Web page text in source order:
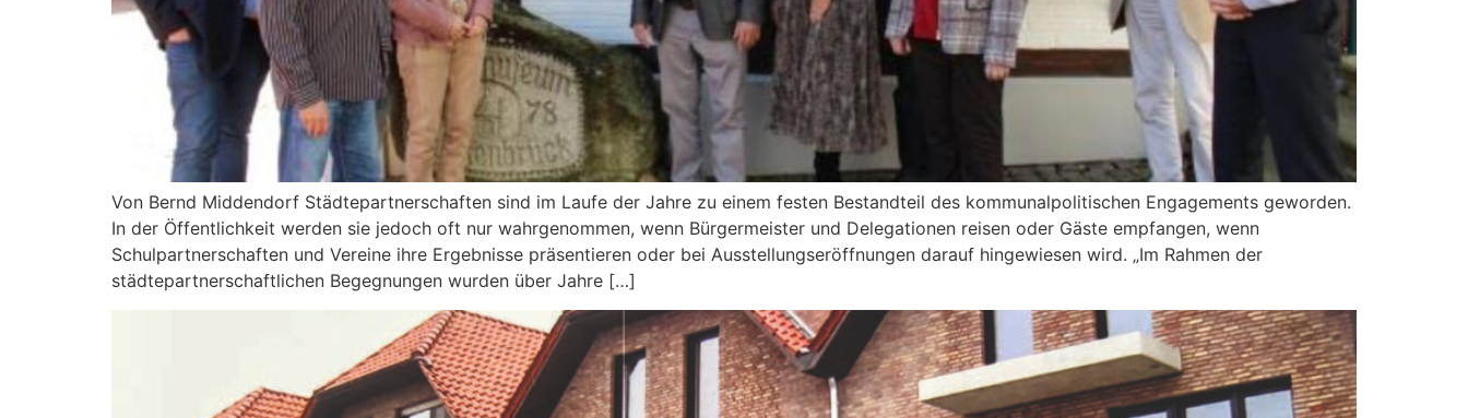
Von Bernd Middendorf Städtepartnerschaften sind im Laufe der Jahre zu einem festen Bestandteil des kommunalpolitischen Engagements geworden.
In der Öffentlichkeit werden sie jedoch oft nur wahrgenommen, wenn Bürgermeister und Delegationen reisen oder Gäste empfangen, wenn
Schulpartnerschaften und Vereine ihre Ergebnisse präsentieren oder bei Ausstellungseröffnungen darauf hingewiesen wird. „Im Rahmen der
städtepartnerschaftlichen Begegnungen wurden über Jahre […]